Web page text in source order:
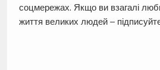
соцмережах. Якщо ви взагалі
життя великих людей –